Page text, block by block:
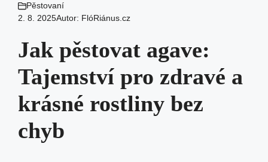
Pěstovaní
2. 8. 2025Autor: FlóRiánus.cz
Jak pěstovat agave:
Tajemství pro zdravé a
krásné rostliny bez
chyb